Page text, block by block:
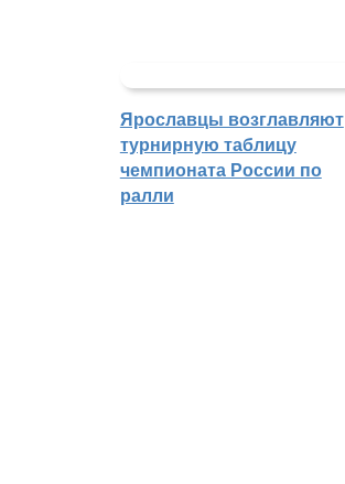
Ярославцы возглавляют
турнирную таблицу
чемпионата России по
ралли